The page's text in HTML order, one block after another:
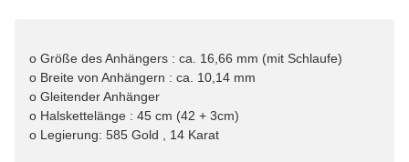
o Größe des Anhängers : ca. 16,66 mm (mit Schlaufe)
o Breite von Anhängern : ca. 10,14 mm
o Gleitender Anhänger
o Halskettelänge : 45 cm (42 + 3cm)
o Legierung: 585 Gold , 14 Karat